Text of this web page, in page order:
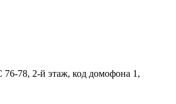
78, 2-й этаж, код домофона 1,